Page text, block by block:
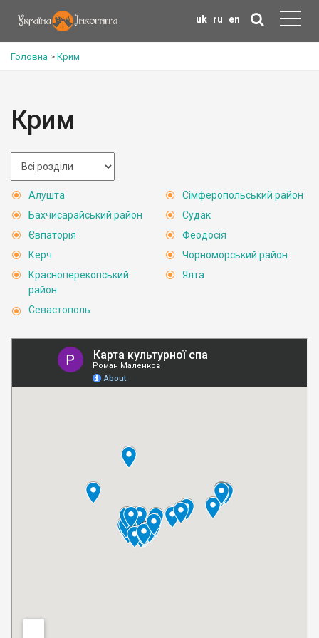
uk ru en
Головна > Крим
Крим
Алушта
Бахчисарайський район
Євпаторія
Керч
Красноперекопський
район
Севастополь
Сімферопольський район
Судак
Феодосія
Чорноморський район
Ялта